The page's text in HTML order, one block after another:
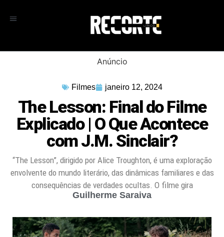
Anúncio
Filmes janeiro 12, 2024
The Lesson: Final do Filme
Explicado | O Que Acontece
com J.M. Sinclair?
“The Lesson”, dirigido por Alice Troughton, é uma exploração
envolvente do mundo literário, das dinâmicas familiares e das
consequências de verdades ocultas. O filme gira
Guilherme Saraiva